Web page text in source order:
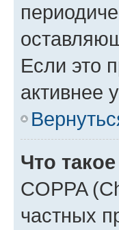
Если это
активнее
Что
COPPA
частных